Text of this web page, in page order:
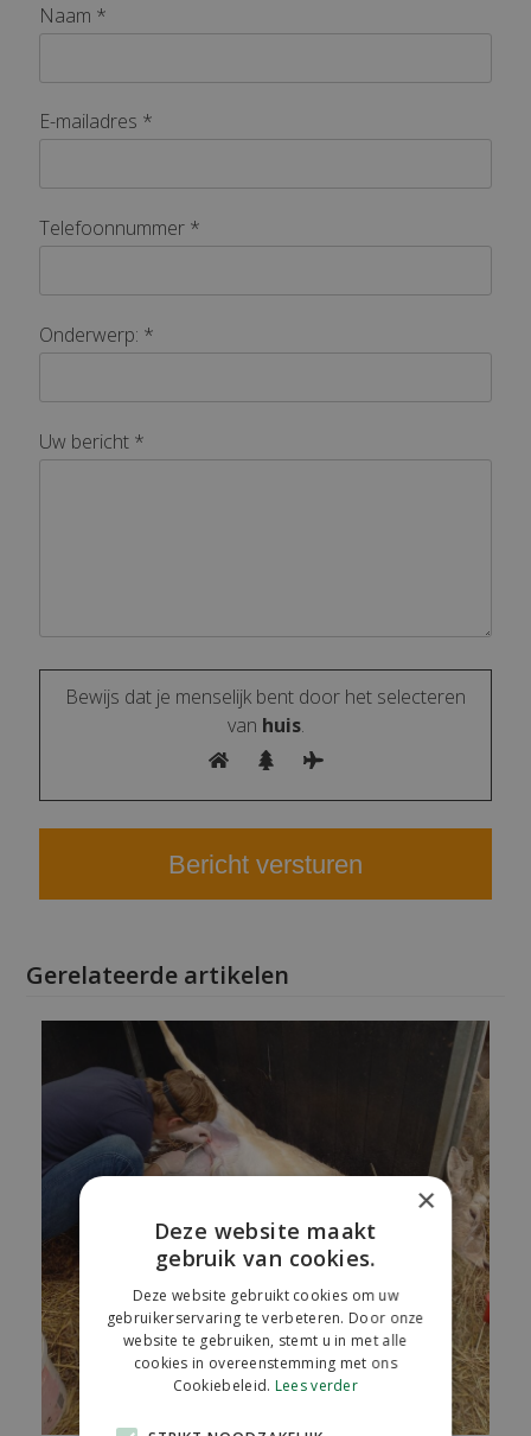
Naam *
E-mailadres *
Telefoonnummer *
Onderwerp: *
Uw bericht *
Bewijs dat je menselijk bent door het selecteren
van huis.
Gerelateerde artikelen
×
Deze website maakt
gebruik van cookies.
Deze website gebruikt cookies om uw
gebruikerservaring te verbeteren. Door onze
website te gebruiken, stemt u in met alle
cookies in overeenstemming met ons
Cookiebeleid. Lees verder